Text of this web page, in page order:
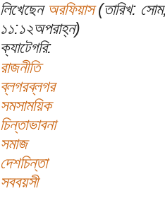
লিখেছেন অরফিয়াস(তারিখ:
১১:১২অপরাহ্ন)
ক্যাটেগরি:
রাজনীতি
ব্লগরব্লগর
সমসাময়িক
চিন্তাভাবনা
সমাজ
দেশচিন্তা
সববয়সী